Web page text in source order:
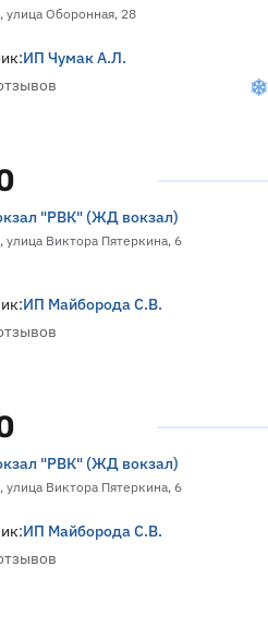
улица Оборонная, 28
ИП Чумак А.Л.
"РВК" (ЖД вокзал)
улица Виктора Пятеркина, 6
ИП Майборода С.В.
"РВК" (ЖД вокзал)
улица Виктора Пятеркина, 6
ИП Майборода С.В.